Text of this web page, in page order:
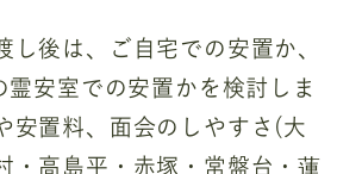
し後は、ご自宅での安置か、
安室での安置かを検討しま
安置料、面会のしやすさ(大
・高島平・赤塚・常盤台・蓮